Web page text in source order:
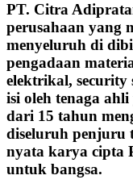
PT. Citra
perusahaan yang
menyeluruh di
pengadaan
elektrikal,
isi oleh tenaga
dari 15 tahun
diseluruh penjuru
nyata karya cipta
untuk bangsa.